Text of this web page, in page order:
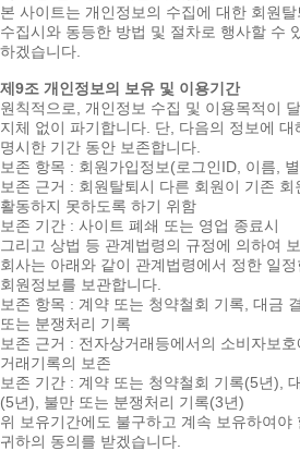
본 사이트는 개인정보의 수집에 대한 회원
수집시와 동등한 방법 및 절차로 행사할 수
하겠습니다.
제9조 개인정보의 보유 및 이용기간
원칙적으로, 개인정보 수집 및 이용목적이
지체 없이 파기합니다. 단, 다음의 정보에 대
명시한 기간 동안 보존합니다.
보존 항목 : 회원가입정보(로그인ID, 이름,
보존 근거 : 회원탈퇴시 다른 회원이 기존 회
활동하지 못하도록 하기 위함
보존 기간 : 사이트 폐쇄 또는 영업 종료시
그리고 상법 등 관계법령의 규정에 의하여
회사는 아래와 같이 관계법령에서 정한 일
회원정보를 보관합니다.
보존 항목 : 계약 또는 청약철회 기록, 대금
또는 분쟁처리 기록
보존 근거 : 전자상거래등에서의 소비자보
거래기록의 보존
보존 기간 : 계약 또는 청약철회 기록(5년),
(5년), 불만 또는 분쟁처리 기록(3년)
위 보유기간에도 불구하고 계속 보유하여야
귀하의 동의를 받겠습니다.